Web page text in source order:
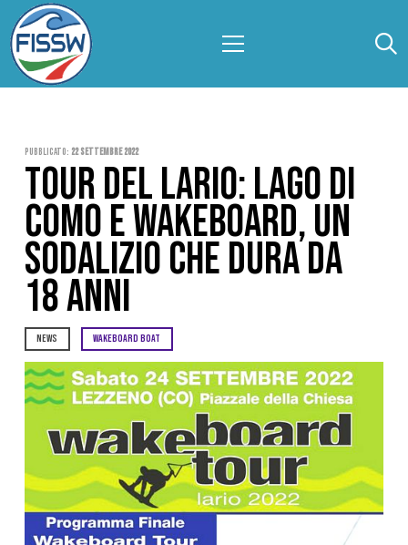
Pubblicato: 22 Settembre 2022
TOUR DEL LARIO: LAGO DI
COMO E WAKEBOARD, UN
SODALIZIO CHE DURA DA
18 ANNI
NEWS WAKEBOARD BOAT